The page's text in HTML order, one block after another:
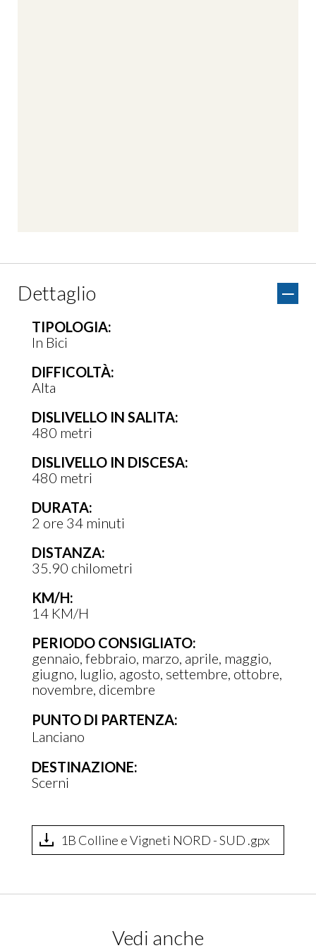
-Superfici per lo più asfaltate
LA SEGNALETICA
Due le
lungo la Rete Ciclabile dei Trabocchi. Uno con
indicazioni sul punto di arrivo, con relativo
valore chilometrico e la destinazione più vicina,
oltre allo spazio con il numero del percorso e il
logo della Rete, fino a due QR code che danno
informazioni sul tracciato specifico e sulla Rete
direzione da seguire ed è posizionato lungo il
interruzioni o incroci. Senza dimenticare gli
le frecce direzionali e il numero che identifica la
singola traccia.
SCARICA QUI LA TRACCIA
Utilizza l'App gratuita Koomot per orientarti al
meglio lungo i percorsi della Rete Ciclabile dei
Scarica qui la traccia
È possibile scaricare la traccia in formato Gpx
PUNTI D'INTERESSE
Dettaglio
TIPOLOGIA:
In Bici
DIFFICOLTÀ:
Alta
DISLIVELLO IN SALITA:
480 metri
DISLIVELLO IN DISCESA:
480 metri
DURATA:
2 ore 34 minuti
DISTANZA:
35.90 chilometri
KM/H:
14 KM/H
PERIODO CONSIGLIATO:
gennaio febbraio marzo aprile maggio
giugno luglio agosto settembre ottobre
novembre dicembre
PUNTO DI PARTENZA:
Lanciano
DESTINAZIONE:
Scerni
1B Colline e Vigneti NORD - SUD .gpx
Vedi anche